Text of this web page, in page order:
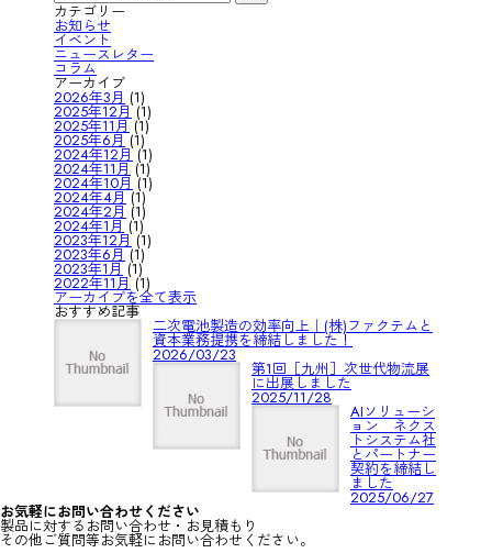
カテゴリー
お知らせ
イベント
ニュースレター
コラム
アーカイブ
2026年3月 (1)
2025年12月(1)
2025年11月 (1)
2025年6月 (1)
2024年12月 (1)
2024年11月 (1)
2024年10月 (1)
2024年4月 (1)
2024年2月 (1)
2024年1月 (1)
2023年12月 (1)
2023年6月 (1)
2023年1月 (1)
2022年11月 (1)
アーカイブを全て表示
おすすめ記事
二次電池製造の効率向上｜(株)ファクテムと
資本業務提携を締結しました！
2026/03/23
第1回［九州］次世代物流展
に出展しました
2025/11/28
AIソリューシ
ョン ネクス
トシステム社
とパートナー
契約を締結し
ました
2025/06/27
お気軽にお問い合わせください
製品に対するお問い合わせ・お見積もり
その他ご質問等お気軽にお問い合わせください。